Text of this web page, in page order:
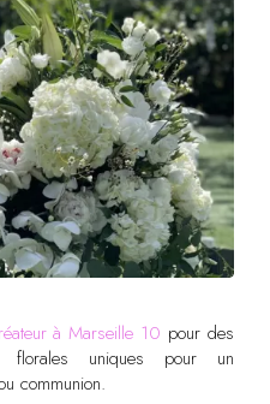
à Marseille 10 pour des
florales uniques pour un
communion.